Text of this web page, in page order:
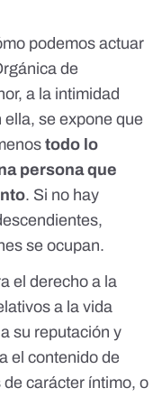
podemos actuar
de
a la intimidad
se expone que
todo lo
persona que
. Si no hay
se ocupan.
el derecho a la
a la vida
su reputación y
el contenido de
carácter íntimo, o